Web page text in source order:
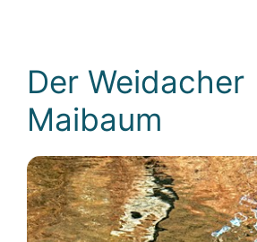
Der Weidacher
Maibaum